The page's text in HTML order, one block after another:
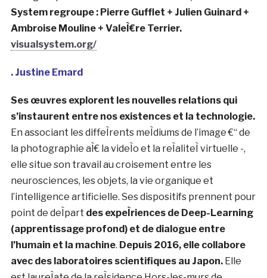
entrelaceÌes qui encadrent leur expeÌrience en tant
qu’humains incarneÌs aujourd’hui.
www.mshr.info/
. Visual System
Collectif d’artistes multidisciplinaires, Visual
System deÌploie un art contemporain immersif &
expeÌrientiel et contribue aÌ€ la repreÌsentation de
la sceÌ€ne francÌ§aise aÌ€ l’international.
Visual
System explore les relations entre espace et temps,
nature et science, reÌ‚verie et reÌaliteÌ, pour propulser
un monde imaginaire au cœur de l’intime et du
collectif. Combinant architecture et lumieÌ€re, Visual
System unit les continents pour composer un corps
vivant d’œuvres monumentales – visuelles, sensibles
et organiques.
CreÌeÌ aÌ€ Paris en 2007, Visual
System regroupe : Pierre Gufflet + Julien Guinard +
Ambroise Mouline + ValeÌ€re Terrier.